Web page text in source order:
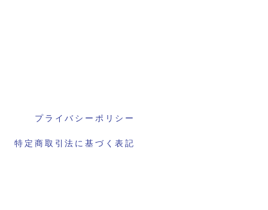
プライバシーポリシー
特定商取引法に基づく表記